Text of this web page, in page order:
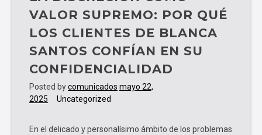
VALOR SUPREMO: POR QUÉ
LOS CLIENTES DE BLANCA
SANTOS CONFÍAN EN SU
CONFIDENCIALIDAD
Posted bycomunicados mayo 22,
2025
Uncategorized
En el delicado y personalísimo ámbito de los problemas